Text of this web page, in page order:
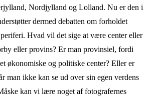
Nordjylland og Lolland. Nu er den i
dermed debatten om forholdet
Hvad vil det sige at være center eller
eller provins? Er man provinsiel, fordi
økonomiske og politiske center? Eller er
man ikke kan se ud over sin egen verdens
kan vi lære noget af fotografernes